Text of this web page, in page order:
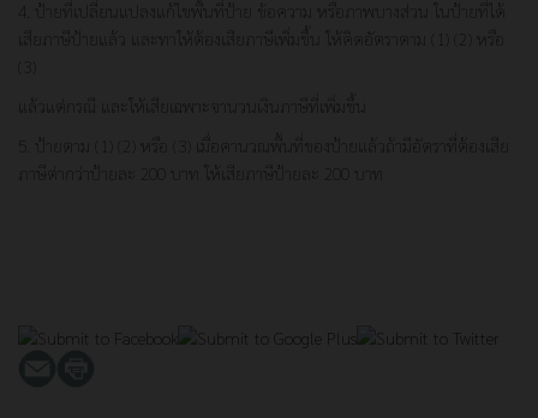
4. ป้ายที่เปลี่ยนแปลงแก้ไขพื้นที่ป้าย ข้อความ หรือภาพบางส่วน ในป้ายที่ได้
เสียภาษีป้ายแล้ว และทาให้ต้องเสียภาษีเพิ่มขึ้น ให้คิดอัตราตาม (1) (2) หรือ
(3)
แล้วแต่กรณี และให้เสียเฉพาะจานวนเงินภาษีที่เพิ่มขึ้น
5. ป้ายตาม (1) (2) หรือ (3) เมื่อคานวณพื้นที่ของป้ายแล้วถ้ามีอัตราที่ต้องเสีย
ภาษีต่ากว่าป้ายละ 200 บาท ให้เสียภาษีป้ายละ 200 บาท